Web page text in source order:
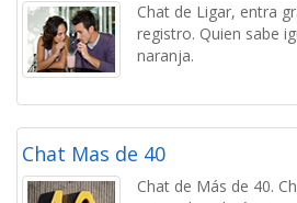
Chat de Ligar, entra
registro. Quien sabe
naranja.
Chat Mas de 40
Chat de Más de 40.